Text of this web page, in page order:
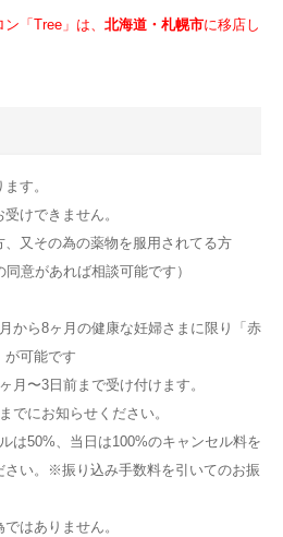
「Tree」は、 北海道・札幌市に移店し
す。
けできません。
、又その為の薬物を服用されてる方
意があれば相談可能です）
から8ヶ月の健康な妊婦さまに限り「赤
が可能です
月〜3日前まで受け付けます。
でにお知らせください。
は50%、当日は100%のキャンセル料を
さい。※振り込み手数料を引いてのお振
はありません。